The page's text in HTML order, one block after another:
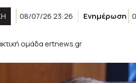
08/07/26 23:26 Ενημέρωση
ομάδα ertnews.gr